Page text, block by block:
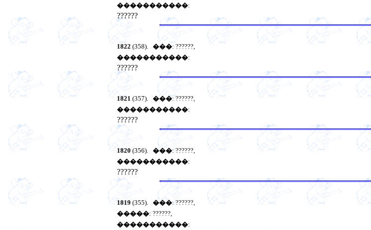
�����������:
??????
1822 (358). ���: ??????,
�����������:
??????
1821 (357). ���: ??????,
�����������:
??????
1820 (356). ���: ??????,
�����������:
??????
1819 (355). ���: ??????,
�����: ??????,
�����������: